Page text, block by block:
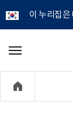
이 누리집
메
기